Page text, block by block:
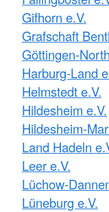
Gifhorn e.V.
Grafschaft
Göttingen-
Harburg-Land
Helmstedt e.V.
Hildesheim e.V.
Hildesheim-
Land Hadeln
Leer e.V.
Lüchow-
Lüneburg e.V.